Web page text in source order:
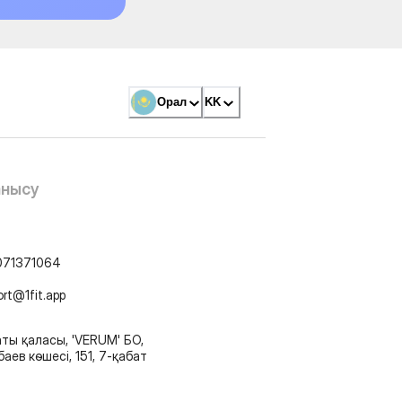
Орал KK
қаласы, 'VERUM' БО,
көшесі, 151, 7-қабат